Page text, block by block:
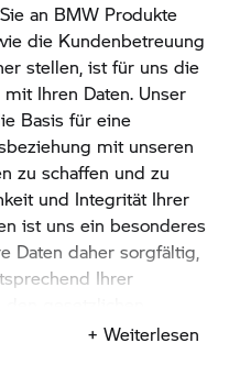
an BMW Produkte
die Kundenbetreuung
stellen, ist für uns die
Ihren Daten. Unser
Basis für eine
mit unseren
zu schaffen und zu
und Integrität Ihrer
ist uns ein besonderes
Daten daher sorgfältig,
Ihrer
verarbeiten und
+ Weiterlesen